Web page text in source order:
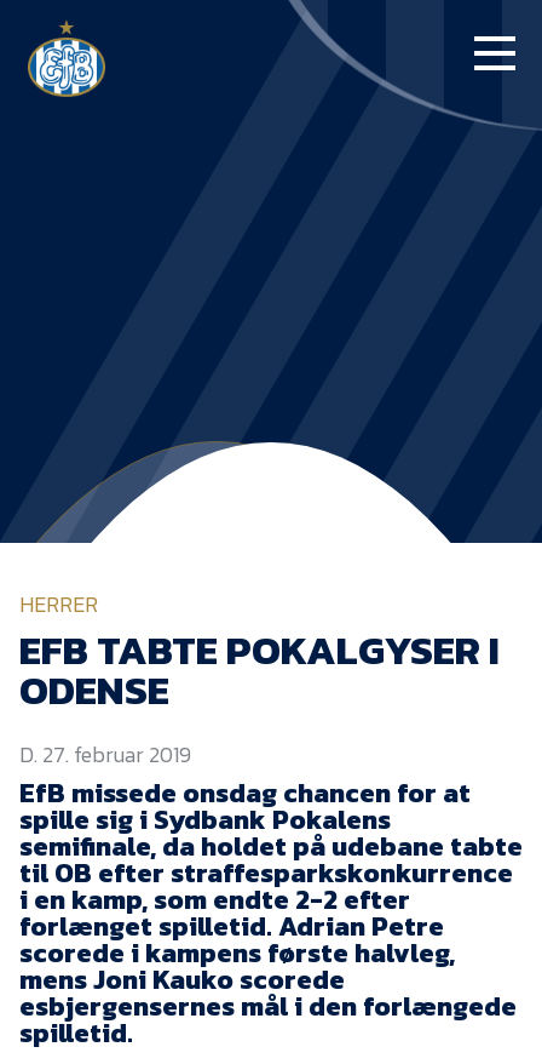
BLUE WATER
ARENA
NYHEDER
EfB Akademi
Sydvestjysk Fodbold
Samarbejde
Partnere
Blue Water Arena
Aktionærinformation
Kontakt
HERRER
EFB TABTE POKALGYSER I
ODENSE
D. 27. februar 2019
EfB missede onsdag chancen for at
spille sig i Sydbank Pokalens
semifinale, da holdet på udebane tabte
til OB efter straffesparkskonkurrence
i en kamp, som endte 2-2 efter
forlænget spilletid. Adrian Petre
scorede i kampens første halvleg,
mens Joni Kauko scorede
esbjergensernes mål i den forlængede
spilletid.